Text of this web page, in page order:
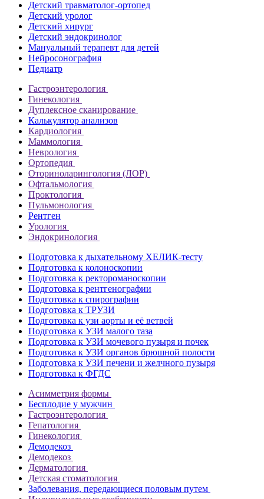
Детский травматолог-ортопед
Детский уролог
Детский хирург
Детский эндокринолог
Мануальный терапевт для детей
Нейросонография
Педиатр
Гастроэнтерология
Гинекология
Дуплексное сканирование
Калькулятор анализов
Кардиология
Маммология
Неврология
Ортопедия
Оториноларингология (ЛОР)
Офтальмология
Проктология
Пульмонология
Рентген
Урология
Эндокринология
Подготовка к дыхательному ХЕЛИК-тесту
Подготовка к колоноскопии
Подготовка к ректороманоскопии
Подготовка к рентгенографии
Подготовка к спирографии
Подготовка к ТРУЗИ
Подготовка к узи аорты и её ветвей
Подготовка к УЗИ малого таза
Подготовка к УЗИ мочевого пузыря и почек
Подготовка к УЗИ органов брюшной полости
Подготовка к УЗИ печени и желчного пузыря
Подготовка к ФГДС
Асимметрия формы
Бесплодие у мужчин
Гастроэнтерология
Гепатология
Гинекология
Демодекоз
Демодекоз
Дерматология
Детская стоматология
Заболевания, передающиеся половым путем